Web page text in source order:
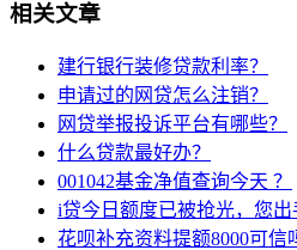
相关文章
建行银行装修贷款利率？
申请过的网贷怎么注销？
网贷举报投诉平台有哪些？
什么贷款最好办？
001042基金净值查询今天 ？
i贷今日额度已被抢光，您出
花呗补充资料提额8000可